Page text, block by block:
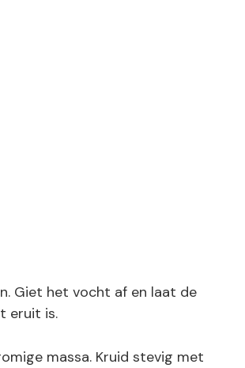
Giet het vocht af en laat de
eruit is.
massa. Kruid stevig met